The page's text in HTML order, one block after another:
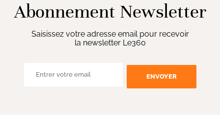
Abonnement Newsletter
Saisissez votre adresse email pour recevoir
la newsletter Le360
ENVOYER